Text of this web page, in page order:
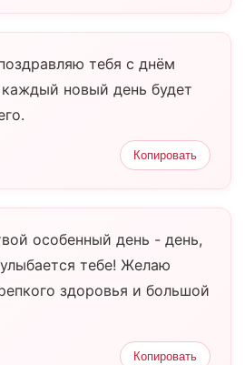
тебя с днём
новый день будет
Копировать
особенный день - день,
тебе! Желаю
здоровья и большой
Копировать